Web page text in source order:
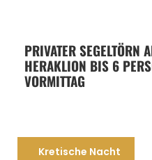
PRIVATER SEGELTÖRN
HERAKLION BIS 6
VORMITTAG
Kretische Nacht